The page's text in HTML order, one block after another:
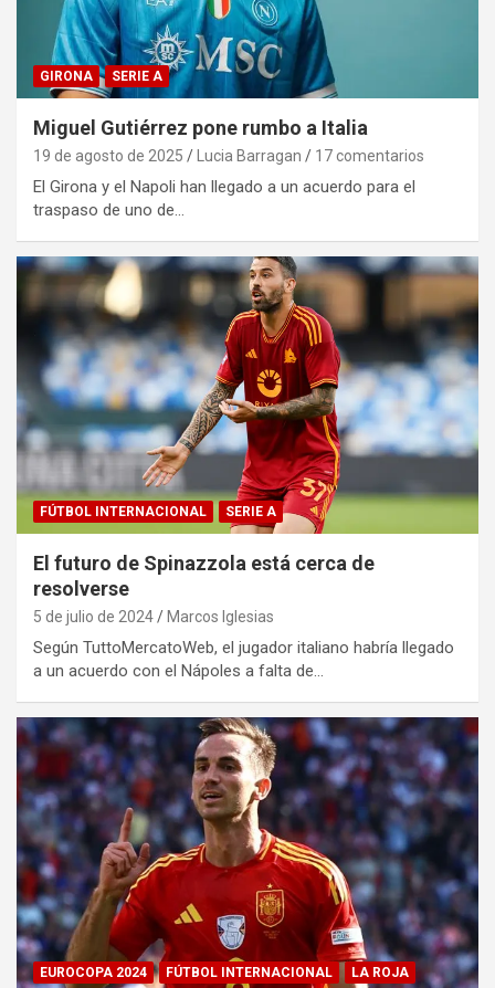
GIRONA SERIE A
Miguel Gutiérrez pone rumbo a Italia
19 de agosto de 2025 Lucia Barragan 17 comentarios
El Girona y el Napoli han llegado a un acuerdo para el
traspaso de uno de…
FÚTBOL INTERNACIONAL SERIE A
El futuro de Spinazzola está cerca de
resolverse
5 de julio de 2024 Marcos Iglesias
Según TuttoMercatoWeb, el jugador italiano habría llegado
a un acuerdo con el Nápoles a falta de…
EUROCOPA 2024 FÚTBOL INTERNACIONAL LA ROJA